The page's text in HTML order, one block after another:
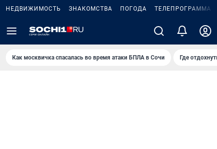
НЕДВИЖИМОСТЬ ЗНАКОМСТВА ПОГОДА ТЕЛЕПРОГРАММА
Как москвичка спасалась во время атаки БПЛА в Сочи Где